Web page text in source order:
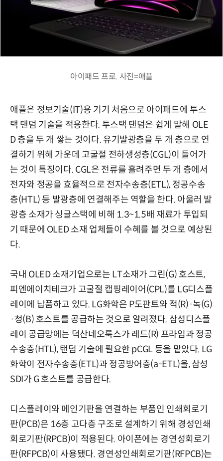
아이패드 프로. 사진=애플
애플은 정보기술(IT)용 기기 처음으로 아이패드에 투스
택 탠덤 기술을 적용한다. 투스택 탠덤은 쉽게 말해 OLE
D 층을 두 개 쌓는 것이다. 유기발광층을 두 개 층으로 연
결하기 위해 가운데 고굴절 전하생성층(CGL)이 들어가
는 것이 특징이다. CGL은 전류를 흘려주면 두 개 층에서
전자와 정공을 효율적으로 전자수송층(ETL), 정공수송
층(HTL) 등 발광층에 연결해주는 역할을 한다. 아울러 발
광층 소재가 싱글스택에 비해 1.3~1.5배 재료가 투입되
기 때문에 OLED 소재 업체들이 수혜를 볼 것으로 예상된
다.
국내 OLED 소재기업으로는 LT소재가 그린(G) 호스트,
피엔에이치테크가 고굴절 캡핑레이어(CPL)를 LG디스플
레이에 납품하고 있다. LG화학은 P도판트와 적(R)·녹(G)
·청(B) 호스트를 공급하는 것으로 알려졌다. 삼성디스플
레이 공급망에는 덕산네오룩스가 레드(R) 프라임과 정공
수송층(HTL), 탠덤 기술에 필요한 pCGL 등을 맡았다. LG
화학이 전자수송층(ETL)과 정공방어층(a-ETL)을, 삼성
SDI가 G 호스트를 공급한다.
디스플레이와 메인기판을 연결하는 부품인 인쇄회로기
판(PCB)은 16층 고다층 구조로 설계하기 위해 경성인쇄
회로기판(RPCB)이 적용된다. 아이폰에는 경연성회로기
판(RFPCB)이 사용됐다. 경연성인쇄회로기판(RFPCB)는